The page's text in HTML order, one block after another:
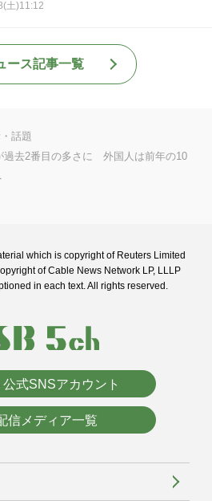
土)11:12
ース記事一覧
話題
過去2番目の多さに 外国人は前年の10
which is copyright of Reuters Limited
of Cable News Network LP, LLLP
in each text. All rights reserved.
公式SNSアカウント
信メディア一覧